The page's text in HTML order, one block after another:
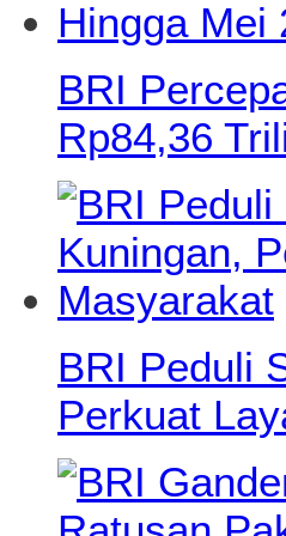
BRI
Rp84,36
BRI Peduli
Perkuat